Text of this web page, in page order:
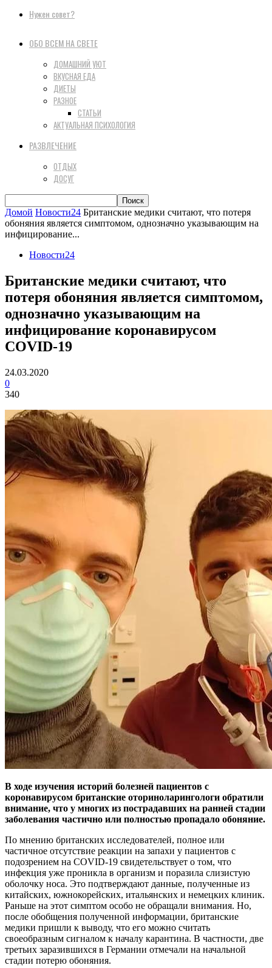
Нужен совет?
ОБО ВСЕМ НА СВЕТЕ
ДОМАШНИЙ УЮТ
ВКУСНАЯ ЕДА
ДИЕТЫ
РАЗНОЕ
СТАТЬИ
АКТУАЛЬНАЯ ПСИХОЛОГИЯ
РАЗВЛЕЧЕНИЕ
ОТДЫХ
ДОСУГ
Домой Новости24 Британские медики считают, что потеря
обоняния является симптомом, однозначно указывающим на
инфицирование...
Новости24
Британские медики считают, что
потеря обоняния является симптомом,
однозначно указывающим на
инфицирование коронавирусом
COVID-19
24.03.2020
0
340
В ходе изучения историй болезней пациентов с
коронавирусом британские оториноларингологи обратили
внимание, что у многих из пострадавших на ранней стадии
заболевания частично или полностью пропадало обоняние.
По мнению британских исследователей, полное или
частичное отсутствие реакции на запахи у пациентов с
подозрением на COVID-19 свидетельствует о том, что
инфекция уже проникла в организм и поразила слизистую
оболочку носа. Это подтверждают данные, полученные из
китайских, южнокорейских, итальянских и немецких клиник.
Раньше на этот симптом особо не обращали внимания. Но,
после обобщения полученной информации, британские
медики пришли к выводу, что его можно считать
своеобразным сигналом к началу карантина. В частности, две
третьих заразившихся в Германии отмечали на начальной
стадии потерю обоняния.